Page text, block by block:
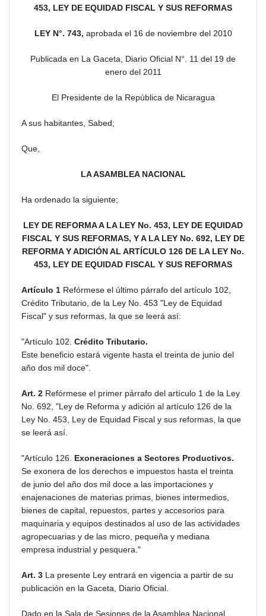
453, LEY DE EQUIDAD FISCAL Y SUS REFORMAS
LEY N°. 743, aprobada el 16 de noviembre del 2010
Publicada en La Gaceta, Diario Oficial N°. 11 del 19 de
enero del 2011
El Presidente de la República de Nicaragua
A sus habitantes, Sabed;
Que,
LA ASAMBLEA NACIONAL
Ha ordenado la siguiente;
LEY DE REFORMA A LA LEY No. 453, LEY DE EQUIDAD
FISCAL Y SUS REFORMAS, Y A LA LEY No. 692, LEY DE
REFORMA Y ADICIÓN AL ARTÍCULO 126 DE LA LEY No.
453, LEY DE EQUIDAD FISCAL Y SUS REFORMAS
Artículo 1 Refórmese el último párrafo del artículo 102,
Crédito Tributario, de la Ley No. 453 "Ley de Equidad
Fiscal" y sus reformas, la que se leerá así:
"Artículo 102. Crédito Tributario.
Este beneficio estará vigente hasta el treinta de junio del
año dos mil doce".
Art. 2 Refórmese el primer párrafo del artículo 1 de la Ley
No. 692, "Ley de Reforma y adición al artículo 126 de la
Ley No. 453, Ley de Equidad Fiscal y sus reformas, la que
se leerá así.
"Artículo 126. Exoneraciones a Sectores Productivos.
Se exonera de los derechos e impuestos hasta el treinta
de junio del año dos mil doce a las importaciones y
enajenaciones de materias primas, bienes intermedios,
bienes de capital, repuestos, partes y accesorios para
maquinaria y equipos destinados al uso de las actividades
agropecuarias y de las micro, pequeña y mediana
empresa industrial y pesquera."
Art. 3 La presente Ley entrará en vigencia a partir de su
publicación en la Gaceta, Diario Oficial.
Dado en la Sala de Sesiones de la Asamblea Nacional.